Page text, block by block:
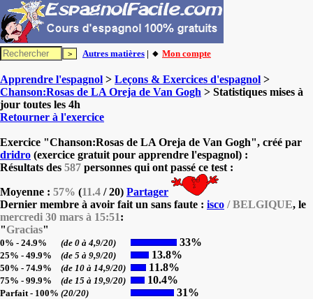
Autres matières | 🔸 Mon compte
Apprendre l'espagnol > Leçons & Exercices d'espagnol >
Chanson:Rosas de LA Oreja de Van Gogh > Statistiques mises à
jour toutes les 4h
Retourner à l'exercice
Exercice "Chanson:Rosas de LA Oreja de Van Gogh", créé par
dridro (exercice gratuit pour apprendre l'espagnol) :
Résultats des 587 personnes qui ont passé ce test :
Moyenne : 57% (11.4 / 20) Partager
Dernier membre à avoir fait un sans faute : isco / BELGIQUE, le
mercredi 30 mars à 15:51:
"Gracias"
0% - 24.9% (de 0 à 4,9/20) 33%
25% - 49.9% (de 5 à 9,9/20) 13.8%
50% - 74.9% (de 10 à 14,9/20) 11.8%
75% - 99.9% (de 15 à 19,9/20) 10.4%
Parfait - 100% (20/20) 31%